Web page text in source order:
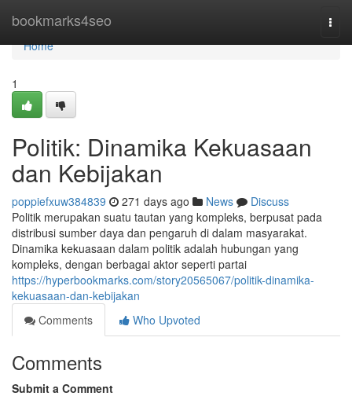
bookmarks4seo
Home
Home
1
Politik: Dinamika Kekuasaan
dan Kebijakan
poppiefxuw384839 271 days ago News
Discuss
Politik merupakan suatu tautan yang kompleks, berpusat pada
distribusi sumber daya dan pengaruh di dalam masyarakat.
Dinamika kekuasaan dalam politik adalah hubungan yang
kompleks, dengan berbagai aktor seperti partai
https://hyperbookmarks.com/story20565067/politik-dinamika-
kekuasaan-dan-kebijakan
Comments
Who Upvoted
Comments
Submit a Comment